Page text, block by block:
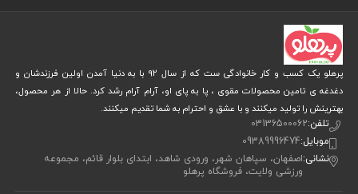
پرهلو یک کسب و کار خانوادگی ست که از سال 92 با به دنیا آمدن اولین فرزندشان و
دغدغه ی تامین محصولات مقوی ، پا به پای او، آرام آرام رشد کرد. حالا از هر محصول،
بهترینش را تولید میکنند و با عشق و احترام به شما تقدیم میکنند.
تلفن:03136500062
موبایل:09389996474
نشانی:اصفهان، سپاهان شهر، ورودی شاهد، ابتدای بلوار قائم، مجموعه
ورزشی ولایت، فروشگاه پرهلو